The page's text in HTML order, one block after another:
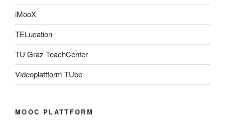
iMooX
TELucation
TU Graz TeachCenter
Videoplattform TUbe
MOOC PLATTFORM